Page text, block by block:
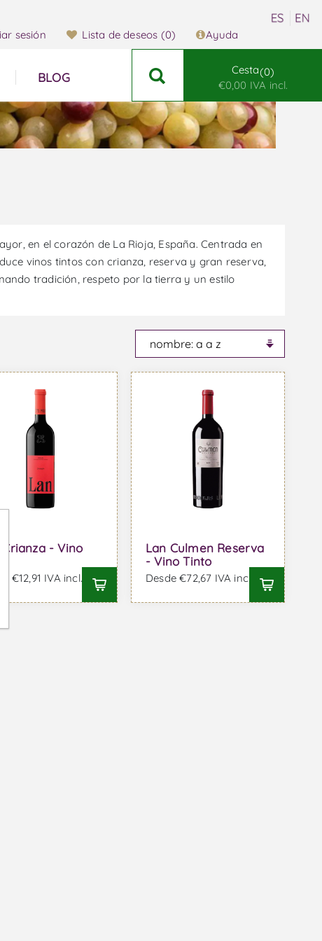
sesión Lista de deseos (0) Ayuda
BLOG
Cesta 0
€0,00 IVA incl.
en el corazón de La Rioja, España. Centrada en
vinos tintos con crianza, reserva y gran reserva,
tradición, respeto por la tierra y un estilo
- Vino
€12,91 IVA incl.
Lan Culmen Reserva
- Vino Tinto
Desde €72,67 IVA incl.